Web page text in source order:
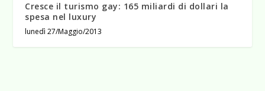
Cresce il turismo gay: 165 miliardi di dollari la
spesa nel luxury
lunedì 27/Maggio/2013